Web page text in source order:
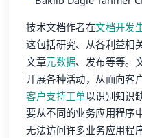
技术文档作者在文档开发
这包括研究、从各利益相
文章元数据、发布等等。
开展各种活动，从面向客
客户支持工单以识别知识
要从不同的业务应用程序
无法访问许多业务应用程